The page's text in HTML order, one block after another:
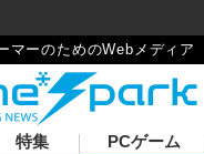
マーのためのWebメディア
特集 PCゲーム